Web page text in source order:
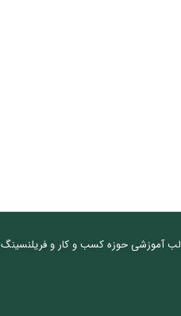
آموزشی حوزه کسب و کار و فریلنسینگ